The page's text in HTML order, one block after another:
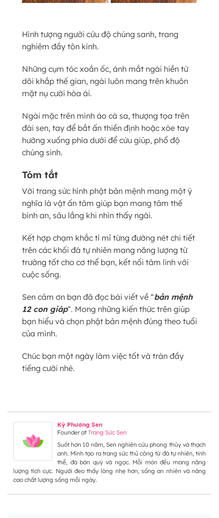
Hình tượng người cứu độ chúng sanh, trang
nghiêm đầy tôn kính.
Những cụm tóc xoắn ốc, ánh mắt ngài hiền từ
dõi khắp thế gian, ngài luôn mang trên khuôn
mặt nụ cười hòa ái.
Ngài mặc trên mình áo cà sa, thượng tọa trên
đài sen, tay để bắt ấn thiền định hoặc xòe tay
hướng xuống phía dưới để cứu giúp, phổ độ
chúng sinh.
Tóm tắt
Với trang sức hình phật bản mệnh mang một ý
nghĩa là vật ấn tâm giúp bạn mang tâm thế
bình an, sâu lắng khi nhìn thấy ngài.
Kết hợp chạm khắc tỉ mỉ từng đường nét chi tiết
trên các khối đá tự nhiên mang năng lượng từ
trường tốt cho cơ thể bạn, kết nối tâm linh với
cuộc sống.
Sen cảm ơn bạn đã đọc bài viết về “bản mệnh
12 con giáp“. Mong những kiến thức trên giúp
bạn hiểu và chọn phật bản mệnh đúng theo tuổi
của mình.
Chúc bạn một ngày làm việc tốt và tràn đầy
tiếng cười nhé.
Kỳ Phương Sen
FounderatTrang Sức Sen
Suốt hơn 10 năm, Sen nghiên cứu phong thủy và thạch
anh. Mình tạo ra trang sức thủ công từ đá tự nhiên, tinh
thể, đá bán quý và ngọc. Mỗi món đều mang năng
lượng tích cực. Người đeo thấy lòng nhẹ hơn, sống an nhiên và nâng
cao chất lượng sống mỗi ngày.